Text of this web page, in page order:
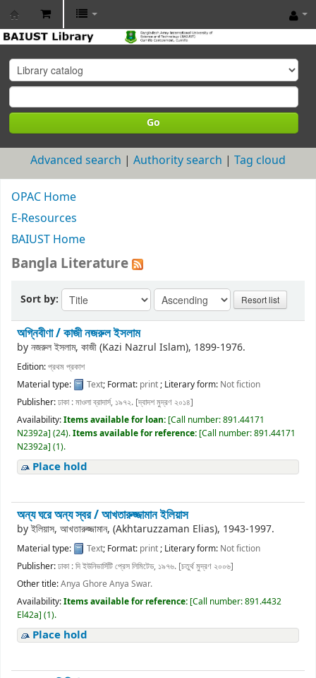
BAIUST
Library
Go
Advanced search Authority search Tag cloud
OPAC Home
E-Resources
BAIUST Home
Bangla Literature
Sort by:
অগ্নিবীণা /কাজী নজরুল ইসলাম
byনজরুল ইসলাম, কাজী (Kazi Nazrul Islam), 1899-1976.
Edition:প্রথম প্রকাশ
Material type:
Text; Format: print; Literary form: Not fiction
Publisher:ঢাকা : মাওলা ব্রাদার্স, ১৯৭২. [দ্বাদশ মুদ্রণ ২০১৪]
Availability:Items available for loan: [Call number:891.44171
N2392a] (24).Items available for reference: [Call number:891.44171
N2392a] (1).
Place hold
অন্য ঘরে অন্য স্বর /আখতারুজ্জামান ইলিয়াস
byইলিয়াস, আখতারুজ্জামান, (Akhtaruzzaman Elias), 1943-1997.
Material type: Text; Format: print; Literary form: Not fiction
Publisher:ঢাকা : দি ইউনিভার্সিটি প্রেস লিমিটেড, ১৯৭৬. [চতুর্থ মুদ্রণ ২০০৬]
Other title:Anya Ghore Anya Swar.
Availability:Items available for reference: [Call number:891.4432
El42a] (1).
Place hold